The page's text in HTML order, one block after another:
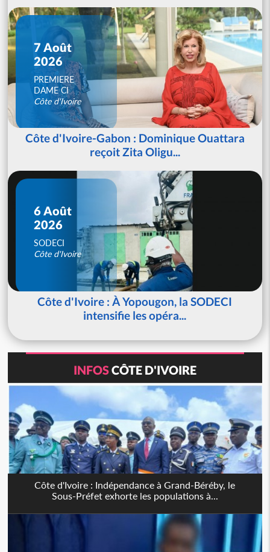
7 Août
2026
PREMIERE
DAME CI
Côte d'Ivoire
Côte d'Ivoire-Gabon : Dominique Ouattara
reçoit Zita Oligu...
6 Août
2026
SODECI
Côte d'Ivoire
Côte d'Ivoire : À Yopougon, la SODECI
intensifie les opéra...
INFOSCÔTE D'IVOIRE
Côte d'Ivoire : Indépendance à Grand-Béréby, le
Sous-Préfet exhorte les populations à...